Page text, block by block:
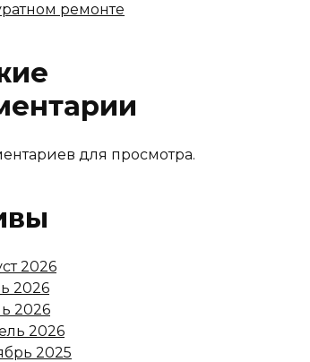
ремонте
для просмотра.
2026
2026
2026
2026
2025